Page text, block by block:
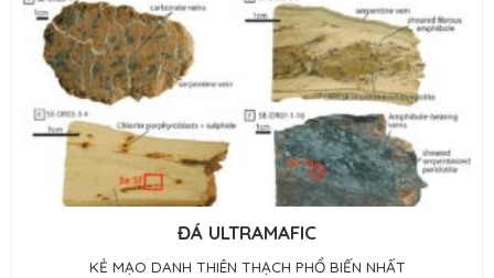
ĐÁ ULTRAMAFIC
KẺ MẠO DANH THIÊN THẠCH PHỔ BIẾN NHẤT